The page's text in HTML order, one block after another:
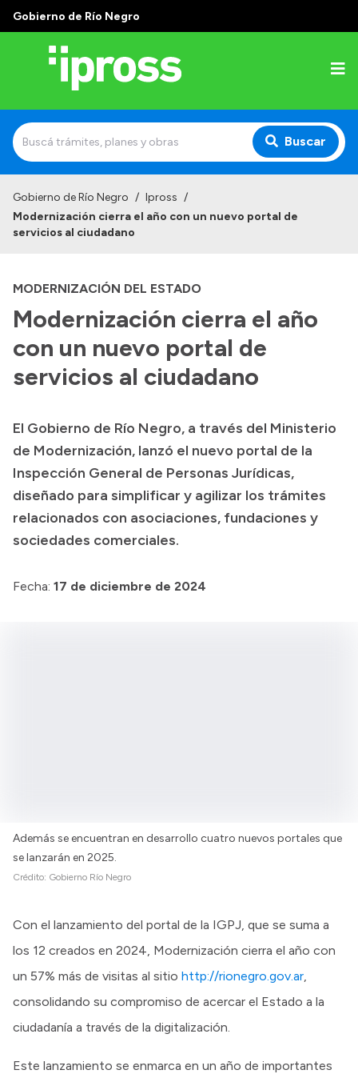
Gobierno de Río Negro
Buscar
Institucional
Autoridades
Delegaciones
Consultorios Propios
Presentación CV
Transparencia
Inversión en Salud
Licitaciones
Consulta de expedientes
Gobierno de Río Negro / Ipross /
Modernización cierra el año con un nuevo portal de
servicios al ciudadano
MODERNIZACIÓN DEL ESTADO
Modernización cierra el año
con un nuevo portal de
servicios al ciudadano
El Gobierno de Río Negro, a través del Ministerio
de Modernización, lanzó el nuevo portal de la
Inspección General de Personas Jurídicas,
diseñado para simplificar y agilizar los trámites
relacionados con asociaciones, fundaciones y
sociedades comerciales.
Fecha: 17 de diciembre de 2024
Además se encuentran en desarrollo cuatro nuevos portales que
se lanzarán en 2025.
Crédito: Gobierno Río Negro
Con el lanzamiento del portal de la IGPJ, que se suma a
los 12 creados en 2024, Modernización cierra el año con
un 57% más de visitas al sitio http://rionegro.gov.ar,
consolidando su compromiso de acercar el Estado a la
ciudadanía a través de la digitalización.
Este lanzamiento se enmarca en un año de importantes